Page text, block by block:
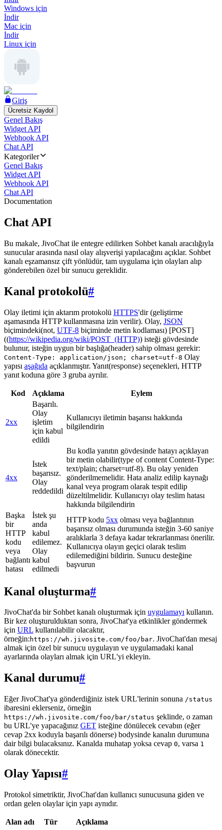
Windows için
İndir
Mac için
İndir
Linux için
Giriş
Ücretsiz Kaydol
Genel Bakış
Widget API
Webhook API
Chat API
Kategoriler
Genel Bakış
Widget API
Webhook API
Chat API
Documentation
Chat API
Bu makale, JivoChat ile entegre edilirken Sohbet kanalı aracılığıyla
sunucular arasında nasıl olay alışverişi yapılacağını açıklar. Sohbet
kanalı eşzamansız çift yönlüdür, tam uygulama için olayları alıp
gönderebilen özel bir sunucu gereklidir.
Kanal protokolü#
Olay iletimi için aktarım protokolü HTTPS'dir (geliştirme
aşamasında HTTP kullanmasına izin verilir). Olay, JSON
biçimindeki(not, UTF-8 biçiminde metin kodlaması) [POST]
((https://wikipedia.org/wiki/POST_(HTTP)) isteği gövdesinde
bulunur, isteğin uygun bir başlığa(header) sahip olması gerekir:
Content-Type: application/json; charset=utf-8 Olay
yapısı aşağıda açıklanmıştır. Yanıt(response) seçenekleri, HTTP
yanıt koduna göre 3 gruba ayrılır.
Kod Açıklama Eylem
2xx
Başarılı.
Olay
işletim
için kabul
edildi
Kullanıcıyı iletimin başarısı hakkında
bilgilendirin
4xx
İstek
başarısız.
Olay
reddedildi
Bu kodla yanıtın gövdesinde hatayı açıklayan
bir metin olabilir(type of content Content-Type:
text/plain; charset=utf-8). Bu olay yeniden
gönderilmemelidir. Hata analiz edilip kaynağı
kanal veya program olarak tespit edilip
düzeltilmelidir. Kullanıcıyı olay teslim hatası
hakkında bilgilendirin
Başka
bir
HTTP
kodu
veya
bağlantı
hatası
İstek şu
anda
kabul
edilemez.
Olay
kabul
edilmedi
HTTP kodu 5xx olması veya bağlantının
başarısız olması durumunda isteğin 3-60 saniye
aralıklarla 3 defaya kadar tekrarlanması önerilir.
Kullanıcıya olayın geçici olarak teslim
edilemediğini bildirin. Sunucu desteğine
başvurun
Kanal oluşturma#
JivoChat'da bir Sohbet kanalı oluşturmak için uygulamayı kullanın.
Bir kez oluşturulduktan sonra, JivoChat'ya etkinlikler göndermek
için URL kullanılabilir olacaktır,
örneğin: https://wh.jivosite.com/foo/bar. JivoChat'dan mesaj
almak için özel bir sunucu uygulayın ve uygulamadaki kanal
ayarlarında olayları almak için URL'yi ekleyin.
Kanal durumu#
Eğer JivoChat'ya gönderdiğiniz istek URL'lerinin sonuna /status
ibaresini eklerseniz, örneğin
https://wh.jivosite.com/foo/bar/status şeklinde, o zaman
bu URL'ye yapacağınız GET isteğine dönülecek cevabın (eğer
cevap 2xx koduyla başarılı dönerse) bodysinde kanalın durumuna
dair bilgi bulacaksınız. Kanalda muhatap yoksa cevap 0, varsa 1
olarak dönecektir.
Olay Yapısı#
Protokol simetriktir, JivoChat'dan kullanıcı sunucusuna giden ve
ordan gelen olaylar için yapı aynıdır.
Alan adı Tür
Açıklama